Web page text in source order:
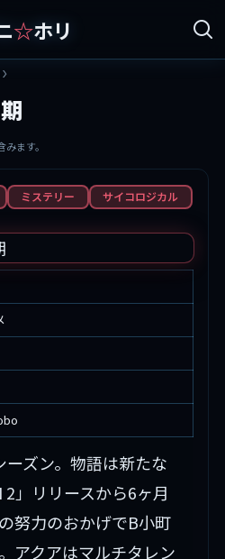
☆ホリ
ます。
ミステリー
サイコロジカル
ーズン。物語は新たな
」リリースから6ヶ月
努力のおかげでB小町
アクアはマルチタレン